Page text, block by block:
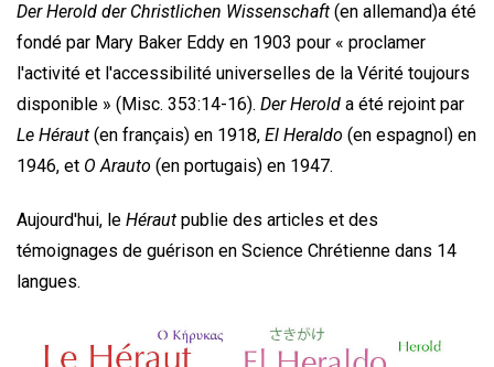
Der Herold der Christlichen Wissenschaft (en allemand)a été
fondé par Mary Baker Eddy en 1903 pour « proclamer
l'activité et l'accessibilité universelles de la Vérité toujours
disponible » (Misc. 353:14-16). Der Herold a été rejoint par
Le Héraut (en français) en 1918, El Heraldo (en espagnol) en
1946, et O Arauto (en portugais) en 1947.
Aujourd'hui, le Héraut publie des articles et des
témoignages de guérison en Science Chrétienne dans 14
langues.